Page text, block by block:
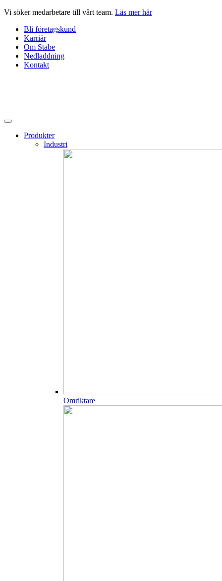
Hoppa
innehåll
Vi söker medarbetare till vårt team. Läs mer här
Bli företagskund
Karriär
Om Stabe
Nedladdning
Kontakt
Produkter
Industri
Omriktare